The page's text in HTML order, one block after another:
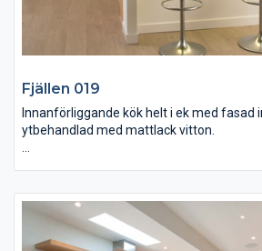
Fjällen 019
Innanförliggande kök helt i ek med fasad
ytbehandlad med mattlack vitton.
med motiv är i glas och handtagen i